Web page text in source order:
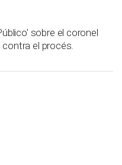
sobre el coronel
el procés.